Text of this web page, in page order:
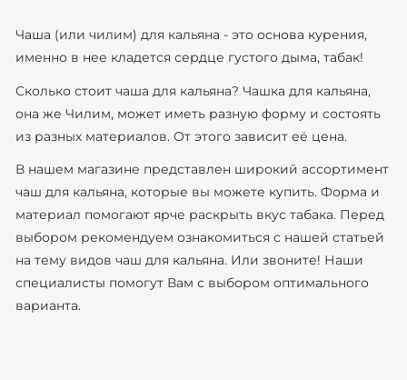
Чаша (или чилим) для кальяна - это основа курения,
именно в нее кладется сердце густого дыма, табак!
Сколько стоит чаша для кальяна? Чашка для кальяна,
она же Чилим, может иметь разную форму и состоять
из разных материалов. От этого зависит её цена.
В нашем магазине представлен широкий ассортимент
чаш для кальяна, которые вы можете купить. Форма и
материал помогают ярче раскрыть вкус табака. Перед
выбором рекомендуем ознакомиться с нашей статьей
на тему видов чаш для кальяна. Или звоните! Наши
специалисты помогут Вам с выбором оптимального
варианта.